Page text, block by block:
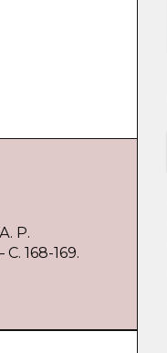
Р.
168-169.